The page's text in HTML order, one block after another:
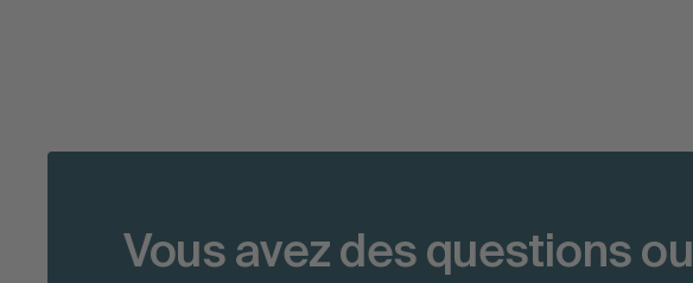
Vous avez des questions ou